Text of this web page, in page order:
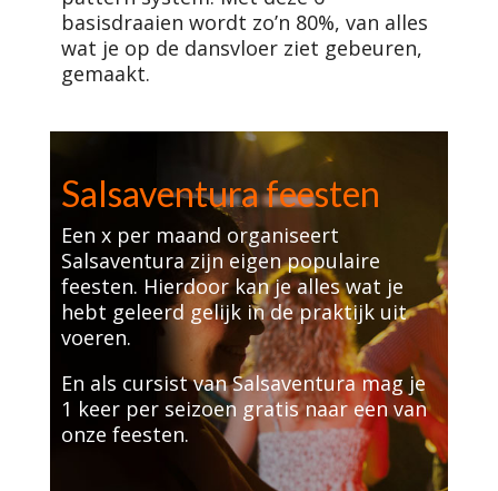
basisdraaien wordt zo’n 80%, van alles
wat je op de dansvloer ziet gebeuren,
gemaakt.
Salsaventura feesten
Een x per maand organiseert
Salsaventura zijn eigen populaire
feesten. Hierdoor kan je alles wat je
hebt geleerd gelijk in de praktijk uit
voeren.
En als cursist van Salsaventura mag je
1 keer per seizoen gratis naar een van
onze feesten.